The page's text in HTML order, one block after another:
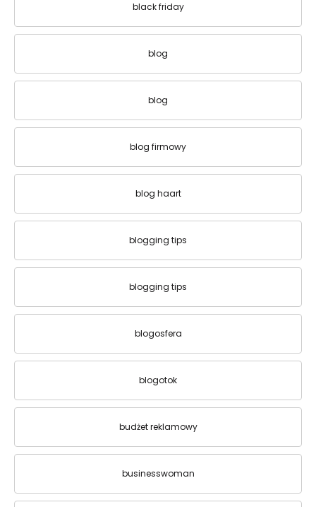
black friday
blog
blog
blog firmowy
blog haart
blogging tips
blogging tips
blogosfera
blogotok
budżet reklamowy
businesswoman